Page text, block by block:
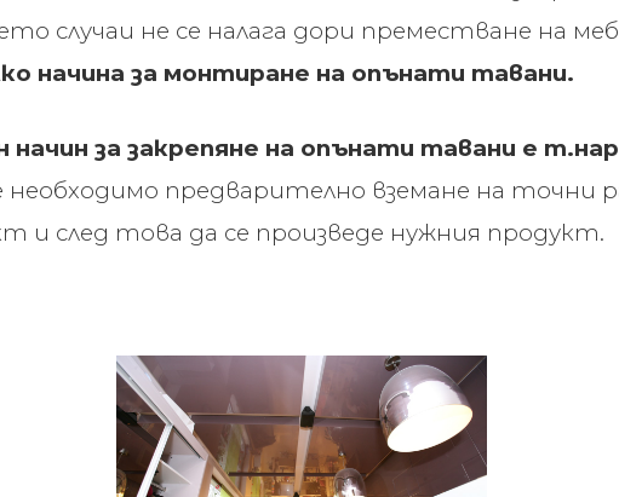
случаи не се налага дори преместване на
начина за монтиране на опънати тавани.
за закрепяне на опънати тавани е
предварително вземане на точни
и след това да се произведе нужния продукт.